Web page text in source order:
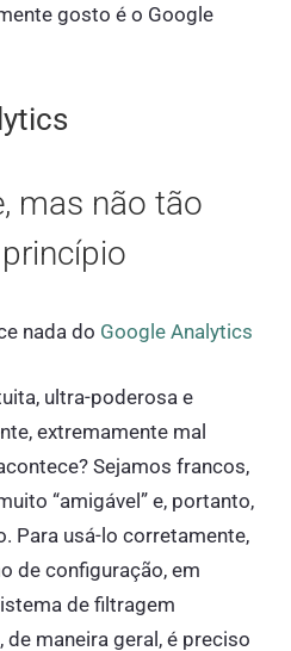
gosto é o Google
mas não tão
nada do Google Analytics
ultra-poderosa e
extremamente mal
Sejamos francos,
“amigável” e, portanto,
Para usá-lo corretamente,
de configuração, em
de filtragem
maneira geral, é preciso